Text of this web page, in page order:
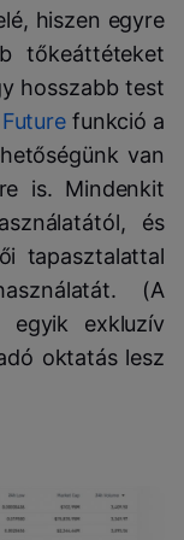
hiszen egyre
tőkeáttéteket
hosszabb test
Futurefunkció a
van
is. Mindenkit
és
tapasztalattal
(A
exkluzív
oktatás lesz